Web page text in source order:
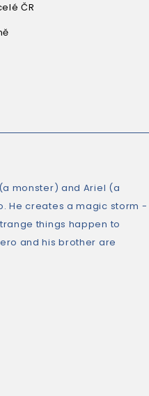
ČR
monster) and Ariel (a
He creates a magic storm -
things happen to
and his brother are